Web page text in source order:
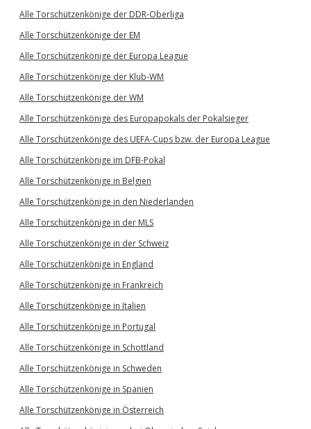
Alle Torschützenkönige der DDR-Oberliga
Alle Torschützenkönige der EM
Alle Torschützenkönige der Europa League
Alle Torschützenkönige der Klub-WM
Alle Torschützenkönige der WM
Alle Torschützenkönige des Europapokals der Pokalsieger
Alle Torschützenkönige des UEFA-Cups bzw. der Europa League
Alle Torschützenkönige im DFB-Pokal
Alle Torschützenkönige in Belgien
Alle Torschützenkönige in den Niederlanden
Alle Torschützenkönige in der MLS
Alle Torschützenkönige in der Schweiz
Alle Torschützenkönige in England
Alle Torschützenkönige in Frankreich
Alle Torschützenkönige in Italien
Alle Torschützenkönige in Portugal
Alle Torschützenkönige in Schottland
Alle Torschützenkönige in Schweden
Alle Torschützenkönige in Spanien
Alle Torschützenkönige in Österreich